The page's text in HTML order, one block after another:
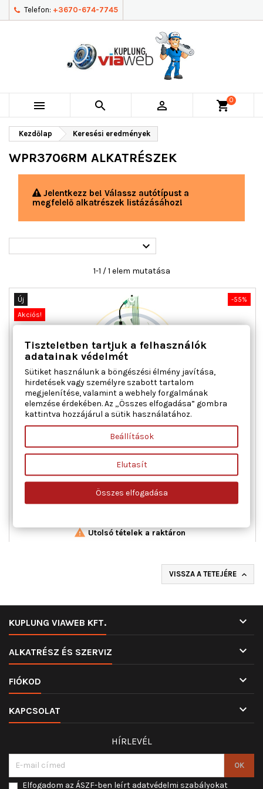
Telefon: +3670-674-7745
   shopping_cart0
Kezdőlap Keresési eredmények
WPR3706RM ALKATRÉSZEK
Jelentkezz be! Válassz autótípust a
megfelelő alkatrészek listázásához!

1-1 / 1 elem mutatása
-55%
Új
Akciós!
AC ROLCAR 01.0502 ABLAKEMELŐ JOBB ELSŐ CITROËN FIAT
PEUGEOT
Ajtók száma : 2, Beépítési oldal : jobb első, Kiegészítő
cikk/kiegészítő info : Villanymotorral, Működési mód :
elektromos, Tömeg [kg] : 1,200
Ár
30 355 FtNormál
67 455 Ft
Utolsó tételek a raktáron
VISSZA A TETEJÉRE 
KUPLUNG VIAWEB KFT. 
ALKATRÉSZ ÉS SZERVIZ 
FIÓKOD 
KAPCSOLAT 
HÍRLEVÉL
Elfogadom az ÁSZF-ben leírt adatvédelmi szabályokat
Tiszteletben tartjuk a felhasználók
adatainak védelmét
Sütiket használunk a böngészési élmény javítása,
hirdetések vagy személyre szabott tartalom
megjelenítése, valamint a webhely forgalmának
elemzése érdekében. Az „Összes elfogadása” gombra
kattintva hozzájárul a sütik használatához.
Beállítások
Elutasít
Összes elfogadása